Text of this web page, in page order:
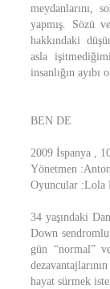
meydanlarını,
yapmış. Sözü
hakkındaki
asla
insanlığın ayıbı
BEN DE
2009 İspanya ,
Yönetmen
Oyuncular :Lola
34 yaşındaki
Down
gün “normal”
hayat sürmek